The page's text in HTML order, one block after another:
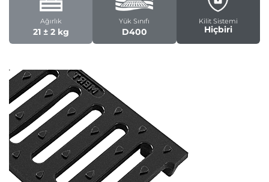
Ağırlık
21 ± 2 kg
Yük Sınıfı
D400
Kilit Sistemi
Hiçbiri